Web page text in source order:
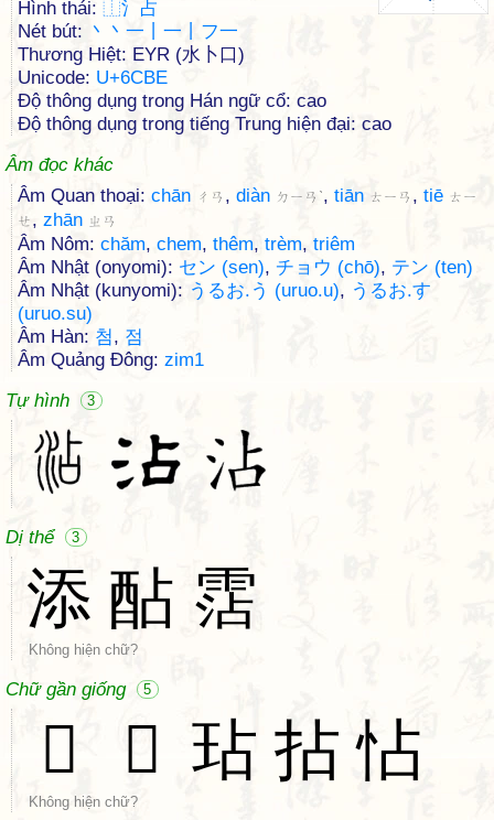
Hình thái: ⿰⺡ 占
Nét bút: 丶丶一丨一丨フ一
Thương Hiệt: EYR (水卜口)
Unicode: U+6CBE
Độ thông dụng trong Hán ngữ cổ: cao
Độ thông dụng trong tiếng Trung hiện đại: cao
Âm đọc khác
Âm Quan thoại: chān ㄔㄢ , diàn ㄉㄧㄢˋ, tiān ㄊㄧㄢ , tiē ㄊㄧ
ㄝ , zhān ㄓㄢ
Âm Nôm: chăm, chem, thêm, trèm, triêm
Âm Nhật (onyomi): セン (sen), チョウ (chō), テン (ten)
Âm Nhật (kunyomi): うるお.う (uruo.u), うるお.す
(uruo.su)
Âm Hàn: 첨, 점
Âm Quảng Đông: zim1
Tự hình
3
Dị thể 3
添 酟 霑
Không hiện chữ?
Chữ gần giống 5
𥿕 𤝓 玷 拈 怗
Không hiện chữ?